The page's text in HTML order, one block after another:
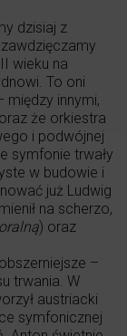
dzisiaj z
wieku na
To oni
innymi,
że orkiestra
i podwójnej
symfonie trwały
w budowie i
już Ludwig
na scherzo,
) oraz
–
trwania. W
austriacki
symfonicznej